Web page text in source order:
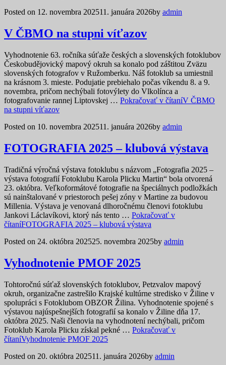
Posted on 12. novembra 202511. januára 2026by admin
V ČBMO na stupni víťazov
Vyhodnotenie 63. ročníka súťaže českých a slovenských fotoklubov
Českobudějovický mapový okruh sa konalo pod záštitou Zväzu
slovenských fotografov v Ružomberku. Náš fotoklub sa umiestnil
na krásnom 3. mieste. Podujatie prebiehalo počas víkendu 8. a 9.
novembra, pričom nechýbali fotovýlety do Vlkolínca a
fotografovanie rannej Liptovskej … Pokračovať v čítaníV ČBMO
na stupni víťazov
Posted on 10. novembra 202511. januára 2026by admin
FOTOGRAFIA 2025 – klubová výstava
Tradičná výročná výstava fotoklubu s názvom „Fotografia 2025 –
výstava fotografií Fotoklubu Karola Plicku Martin“ bola otvorená
23. októbra. Veľkoformátové fotografie na špeciálnych podložkách
sú nainštalované v priestoroch pešej zóny v Martine za budovou
Millenia. Výstava je venovaná dlhoročnému členovi fotoklubu
Jankovi Láclavíkovi, ktorý nás tento … Pokračovať v
čítaníFOTOGRAFIA 2025 – klubová výstava
Posted on 24. októbra 202525. novembra 2025by admin
Vyhodnotenie PMOF 2025
Tohtoročnú súťaž slovenských fotoklubov, Petzvalov mapový
okruh, organizačne zastrešilo Krajské kultúrne stredisko v Žiline v
spolupráci s Fotoklubom OBZOR Žilina. Vyhodnotenie spojené s
výstavou najúspešnejších fotografií sa konalo v Žiline dňa 17.
októbra 2025. Naši členovia na vyhodnotení nechýbali, pričom
Fotoklub Karola Plicku získal pekné … Pokračovať v
čítaníVyhodnotenie PMOF 2025
Posted on 20. októbra 202511. januára 2026by admin